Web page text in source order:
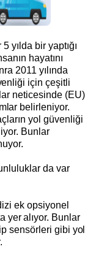
yılda bir yaptığı
hayatını
2011 yılında
için çeşitli
neticesinde (EU)
belirleniyor.
yol güvenliği
Bunlar
da var
ek opsiyonel
yer alıyor. Bunlar
sensörleri gibi yol